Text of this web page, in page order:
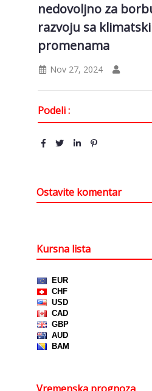
nedovoljno za
razvoju sa
promenama
Nov 27, 2024
Podeli :
Ostavite komentar
Kursna lista